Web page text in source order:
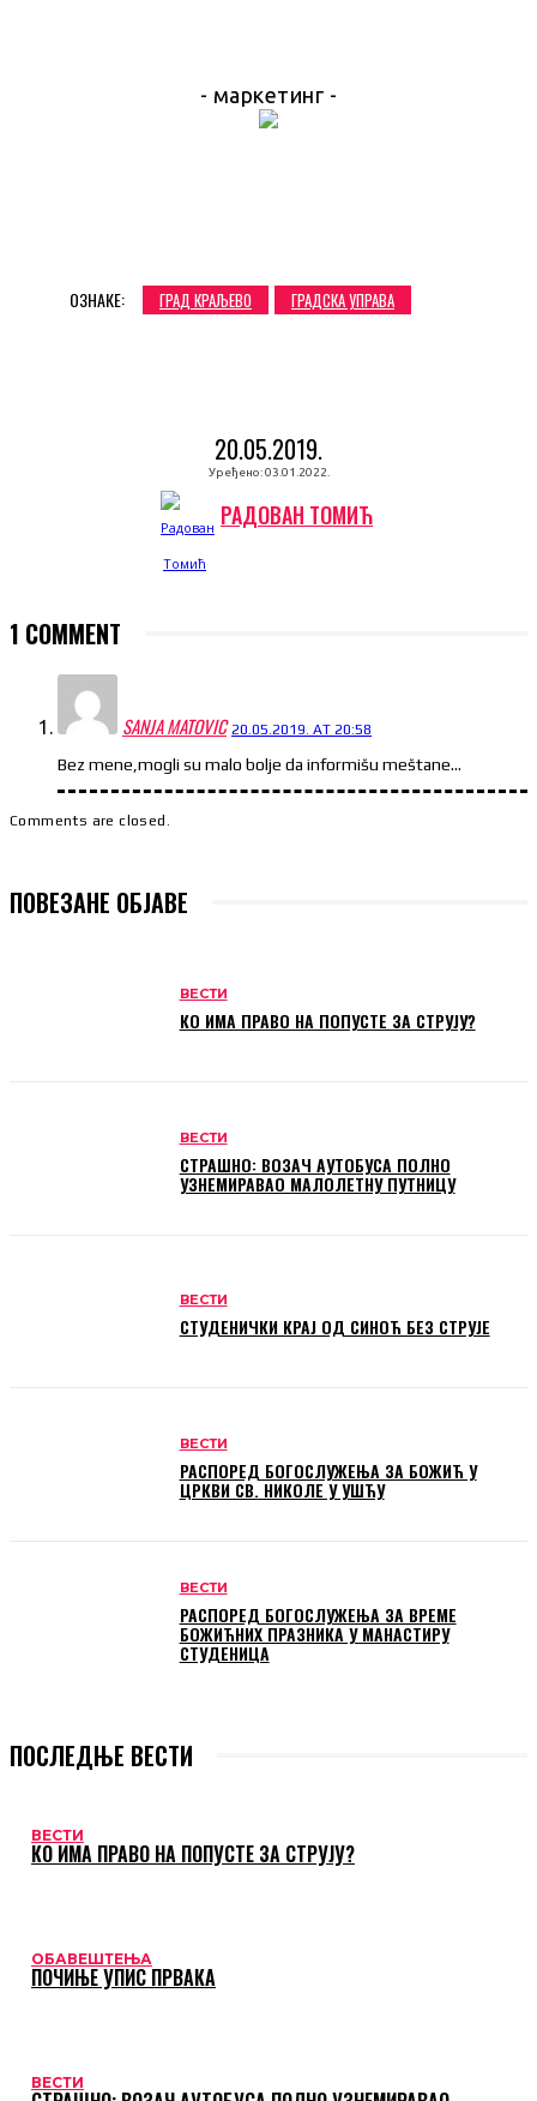
- маркетинг -
ОЗНАКЕ: ГРАД КРАЉЕВО ГРАДСКА УПРАВА
20.05.2019.
Уређено: 03.01.2022.
РАДОВАН ТОМИЋ
1 COMMENT
SANJA MATOVIC 20.05.2019. AT 20:58
Bez mene,mogli su malo bolje da informišu meštane…
Comments are closed.
ПОВЕЗАНЕ ОБЈАВЕ
ВЕСТИ
КО ИМА ПРАВО НА ПОПУСТЕ ЗА СТРУЈУ?
ВЕСТИ
СТРАШНО: ВОЗАЧ АУТОБУСА ПОЛНО
УЗНЕМИРАВАО МАЛОЛЕТНУ ПУТНИЦУ
ВЕСТИ
СТУДЕНИЧКИ КРАЈ ОД СИНОЋ БЕЗ СТРУЈЕ
ВЕСТИ
РАСПОРЕД БОГОСЛУЖЕЊА ЗА БОЖИЋ У
ЦРКВИ СВ. НИКОЛЕ У УШЋУ
ВЕСТИ
РАСПОРЕД БОГОСЛУЖЕЊА ЗА ВРЕМЕ
БОЖИЋНИХ ПРАЗНИКА У МАНАСТИРУ
СТУДЕНИЦА
ПОСЛЕДЊЕ ВЕСТИ
ВЕСТИ
КО ИМА ПРАВО НА ПОПУСТЕ ЗА СТРУЈУ?
ОБАВЕШТЕЊА
ПОЧИЊЕ УПИС ПРВАКА
ВЕСТИ